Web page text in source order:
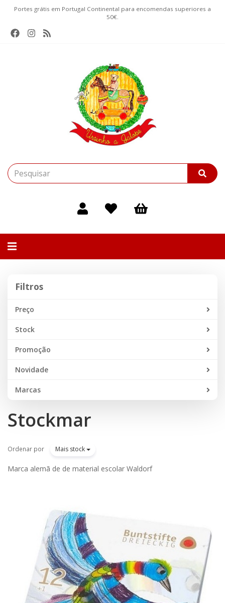
Portes grátis em Portugal Continental para encomendas superiores a
50€.
Alternar
Filtros
Preço
Stock
Promoção
Novidade
Marcas
Stockmar
Ordenar por Mais stock
Marca alemã de de material escolar Waldorf